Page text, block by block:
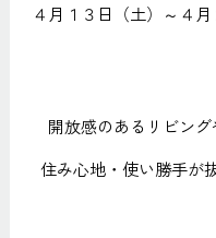
４月１３日（土）～４
開放感のあるリビング
住み心地・使い勝手が